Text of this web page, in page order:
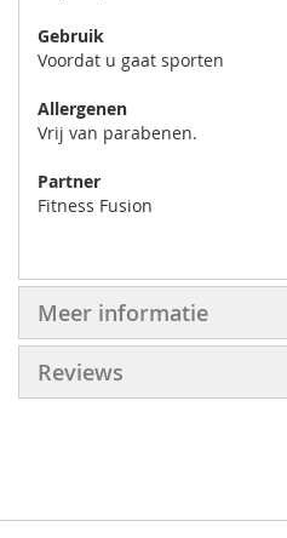
Gebruik
Voordat u gaat sporten
Allergenen
Vrij van parabenen.
Partner
Fitness Fusion
Meer informatie
Reviews